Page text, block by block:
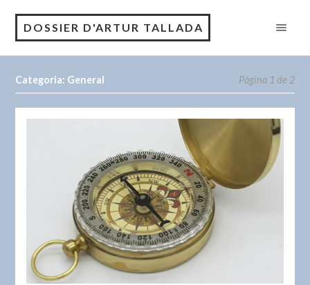
DOSSIER D'ARTUR TALLADA
Categoria: General Pàgina 1 de 2